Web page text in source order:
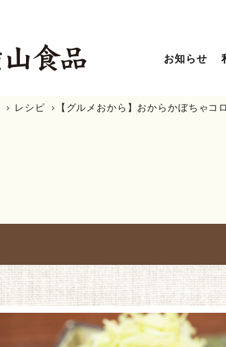
お知らせ
レシピ 【グルメおから】おからかぼちゃコ